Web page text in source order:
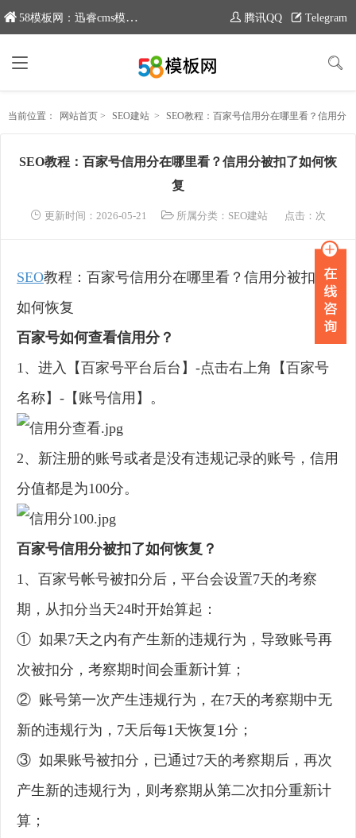
58模板网：迅睿cms模板专业分享平台，新域名：www.moban58.com 腾讯QQ Telegram
当前位置： 网站首页 > SEO建站 > SEO教程：百家号信用分在哪里看？信用分被扣了如何恢复
SEO教程：百家号信用分在哪里看？信用分被扣了如何恢
复
更新时间：2026-05-21 所属分类： SEO建站 点击： 次
SEO教程：百家号信用分在哪里看？信用分被扣了
如何恢复
百家号如何查看信用分？
1、进入【百家号平台后台】-点击右上角【百家号
名称】-【账号信用】。
2、新注册的账号或者是没有违规记录的账号，信用
分值都是为100分。
百家号信用分被扣了如何恢复？
1、百家号帐号被扣分后，平台会设置7天的考察
期，从扣分当天24时开始算起：
① 如果7天之内有产生新的违规行为，导致账号再
次被扣分，考察期时间会重新计算；
② 账号第一次产生违规行为，在7天的考察期中无
新的违规行为，7天后每1天恢复1分；
③ 如果账号被扣分，已通过7天的考察期后，再次
产生新的违规行为，则考察期从第二次扣分重新计
算；